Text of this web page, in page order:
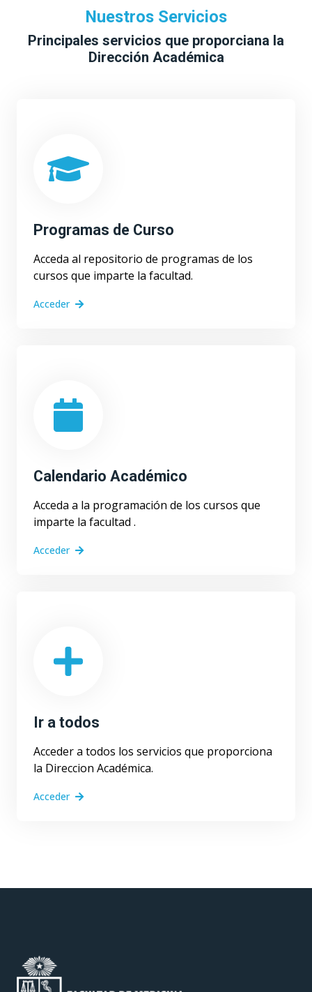
Nuestros Servicios
Principales servicios que proporciana la
Dirección Académica
Programas de Curso
Acceda al repositorio de programas de los
cursos que imparte la facultad.
Acceder
Calendario Académico
Acceda a la programación de los cursos que
imparte la facultad .
Acceder
Ir a todos
Acceder a todos los servicios que proporciona
la Direccion Académica.
Acceder